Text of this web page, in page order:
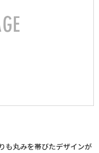
も丸みを帯びたデザインが